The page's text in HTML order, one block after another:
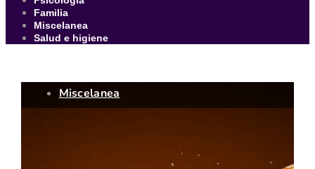
Familia
Miscelanea
Salud e higiene
Miscelanea